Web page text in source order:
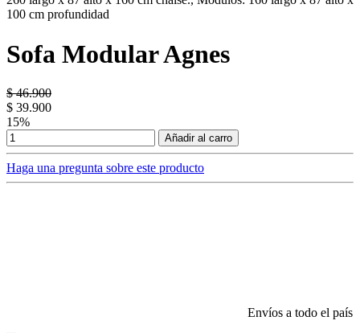
100 cm profundidad
Sofa Modular Agnes
$ 46.900
$ 39.900
15%
Añadir al carro
Haga una pregunta sobre este producto
Envíos a todo el país